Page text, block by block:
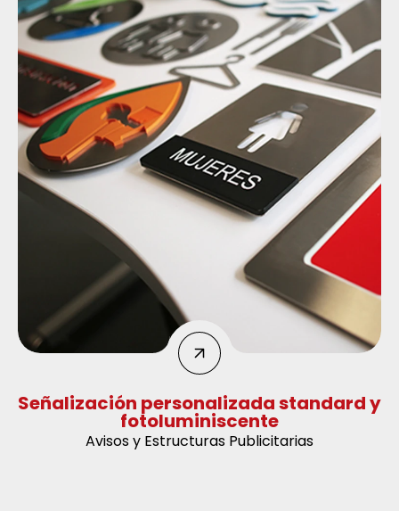
Señalización personalizada standard y
fotoluminiscente
Avisos y Estructuras Publicitarias